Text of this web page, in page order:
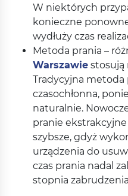
W niektórych
konieczne
wydłuży czas
Metoda prania –
Warszawie stosują
Tradycyjna metoda
czasochłonna,
naturalnie.
pranie
szybsze, gdyż
urządzenia do
czas prania nadal
stopnia